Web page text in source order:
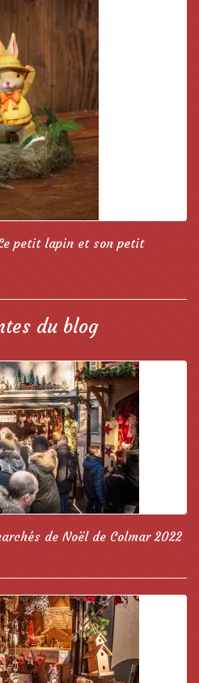
petit lapin et son petit
du blog
de Noël de Colmar 2022